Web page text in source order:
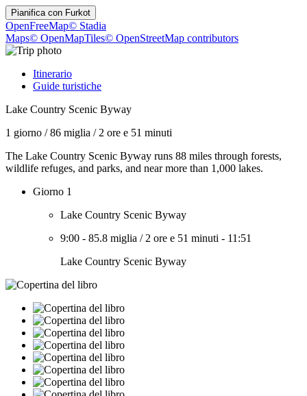
Pianifica con Furkot
OpenFreeMap© Stadia
Maps© OpenMapTiles© OpenStreetMap contributors
Itinerario
Guide turistiche
Lake Country Scenic Byway
1 giorno /86 miglia / 2 ore e 51 minuti
The Lake Country Scenic Byway runs 88 miles through forests,
wildlife refuges, and parks, and near more than 1,000 lakes.
Giorno 1
Lake Country Scenic Byway
9:00 - 85.8 miglia / 2 ore e 51 minuti - 11:51
Lake Country Scenic Byway